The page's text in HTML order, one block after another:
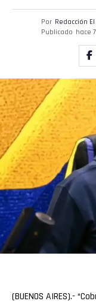
Por Redacción
Publicado hace
(BUENOS AIRES).-